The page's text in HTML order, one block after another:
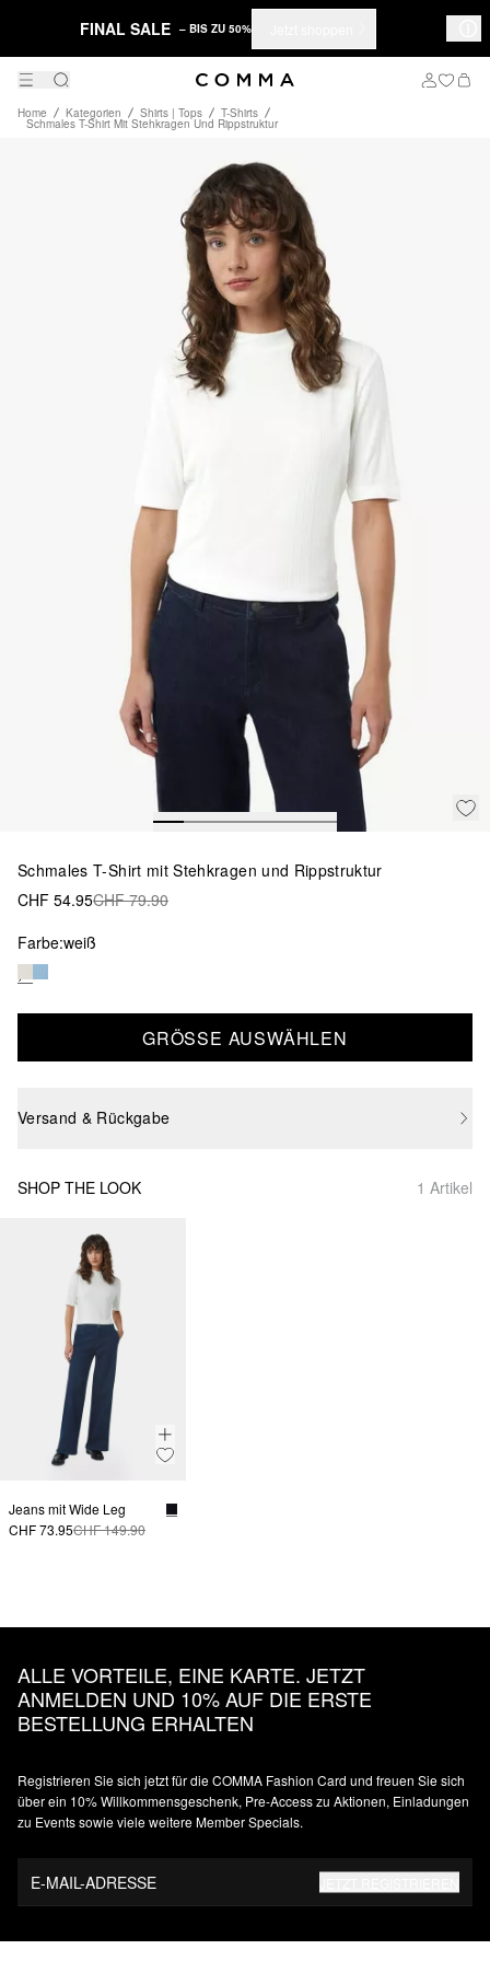
FINAL SALE – BIS ZU 50%
Home Kategorien Shirts | Tops T-Shirts
Schmales T-Shirt Mit Stehkragen Und Rippstruktur
Schmales T-Shirt mit Stehkragen und Rippstruktur
CHF 54.95CHF 79.90
Farbe:weiß
GRÖSSE AUSWÄHLEN
Versand & Rückgabe
SHOP THE LOOK 1 Artikel
Jeans mit Wide Leg
CHF 73.95CHF 149.90
ALLE VORTEILE, EINE KARTE. JETZT
ANMELDEN UND 10% AUF DIE ERSTE
BESTELLUNG ERHALTEN
Registrieren Sie sich jetzt für die COMMA Fashion Card und freuen Sie sich
über ein 10% Willkommensgeschenk, Pre-Access zu Aktionen, Einladungen
zu Events sowie viele weitere Member Specials.
E-MAIL-ADRESSE